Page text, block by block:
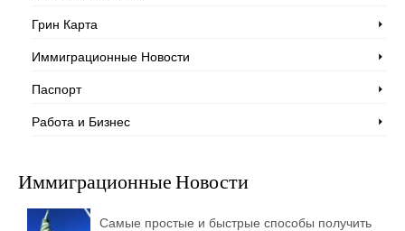
Грин Карта
Иммиграционные Новости
Паспорт
Работа и Бизнес
Иммиграционные Новости
Самые простые и быстрые способы получить